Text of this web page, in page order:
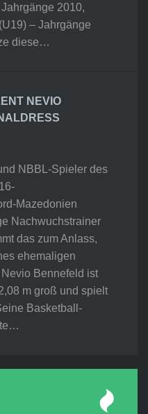
2010,
– Jahrgänge
diese…
NEVIO
NBBL-Spieler des
Mazedonien
Nachwuchstrainer
das zum Anlass,
ehemaligen
Bennefeld ist
m groß und spielt
Basketball-